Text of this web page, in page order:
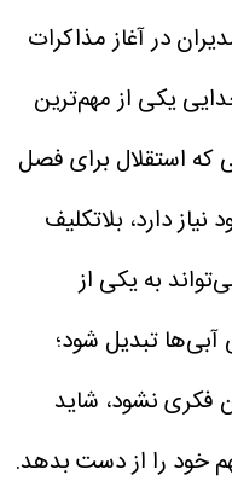
در آغاز مذاکرات
یکی از مهم‌ترین
که استقلال برای فصل
دارد، بلاتکلیف
به یکی از
آبی‌ها تبدیل شود؛
فکری نشود، شاید
خود را از دست بدهد.